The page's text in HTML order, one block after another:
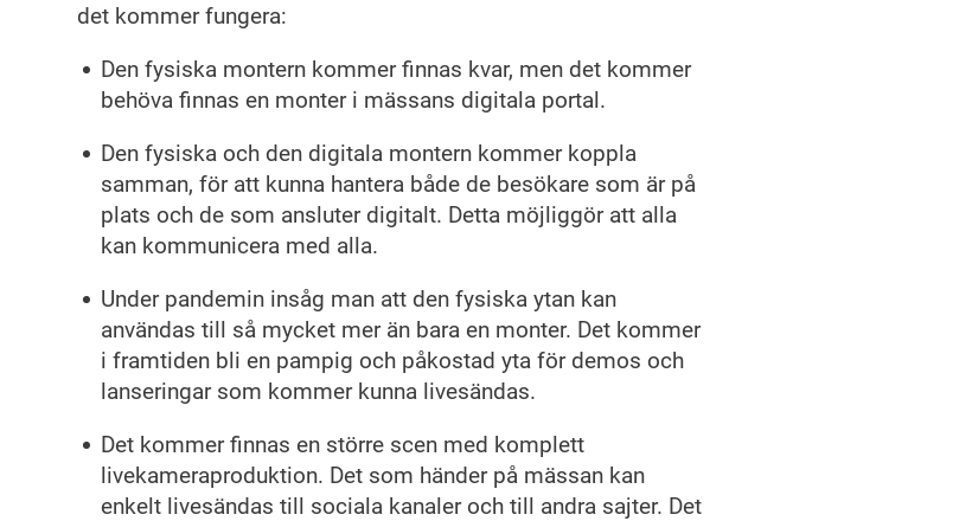
det kommer fungera:
Den fysiska montern kommer finnas kvar, men det kommer
behöva finnas en monter i mässans digitala portal.
Den fysiska och den digitala montern kommer koppla
samman, för att kunna hantera både de besökare som är på
plats och de som ansluter digitalt. Detta möjliggör att alla
kan kommunicera med alla.
Under pandemin insåg man att den fysiska ytan kan
användas till så mycket mer än bara en monter. Det kommer
i framtiden bli en pampig och påkostad yta för demos och
lanseringar som kommer kunna livesändas.
Det kommer finnas en större scen med komplett
livekameraproduktion. Det som händer på mässan kan
enkelt livesändas till sociala kanaler och till andra sajter. Det